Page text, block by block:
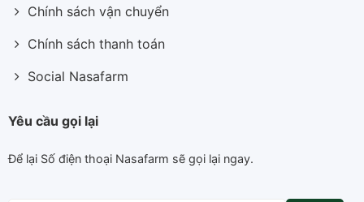
Chính sách vận chuyển
Chính sách thanh toán
Social Nasafarm
Yêu cầu gọi lại
Để lại Số điện thoại Nasafarm sẽ gọi lại ngay.